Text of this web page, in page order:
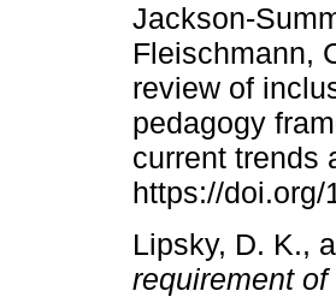
Fleischmann,
review of
pedagogy
current trends
https://
Lipsky, D. K.,
requirement